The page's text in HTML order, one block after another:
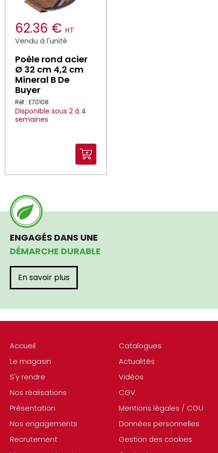
62.36 € HT
Vendu à l'unité
Poêle rond acier
Ø 32 cm 4,2 cm
Mineral B De
Buyer
Réf : E70108
Disponible sous 2 à 4
semaines
Accueil
Le magasin
S'y rendre
Nos réalisations
Présentation
Nos engagements
Recrutement
Catalogues
Actualités
Vidéos
CGV
Mentions légales / CGU
Données personnelles
Gestion des cookies
ENGAGÉS DANS UNE
DÉMARCHE DURABLE
En savoir plus